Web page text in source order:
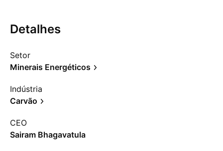
Detalhes
Setor
Minerais Energéticos
Indústria
Carvão
CEO
Sairam Bhagavatula